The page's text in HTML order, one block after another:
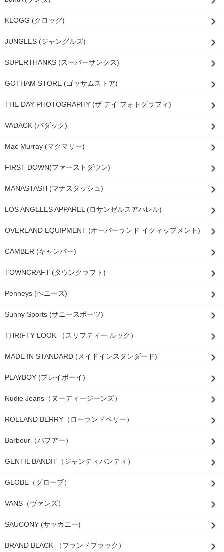
KLOGG (クロッグ)
JUNGLES (ジャングルズ)
SUPERTHANKS (スーパーサンクス)
GOTHAM STORE (ゴッサムストア)
THE DAY PHOTOGRAPHY (ザ デイ フォトグラフィ)
VADACK (バダック)
Mac Murray (マクマリー)
FIRST DOWN(ファーストダウン)
MANASTASH (マナスタッシュ)
LOS ANGELES APPAREL (ロサンゼルスアパレル)
OVERLAND EQUIPMENT (オーバーランド イクィップメント)
CAMBER (キャンバー)
TOWNCRAFT (タウンクラフト)
Penneys (ぺニーズ)
Sunny Sports (サニースポーツ)
THRIFTY LOOK （スリフティー ルック）
MADE IN STANDARD (メイドインスタンダード)
PLAYBOY (プレイボーイ)
Nudie Jeans（ヌーディージーンズ）
ROLLAND BERRY（ローランドベリー）
Barbour（バブアー）
GENTIL BANDIT（ジャンティバンティ）
GLOBE（グローブ）
VANS（ヴァンズ）
SAUCONY (サッカニー)
BRAND BLACK （ブランドブラック）